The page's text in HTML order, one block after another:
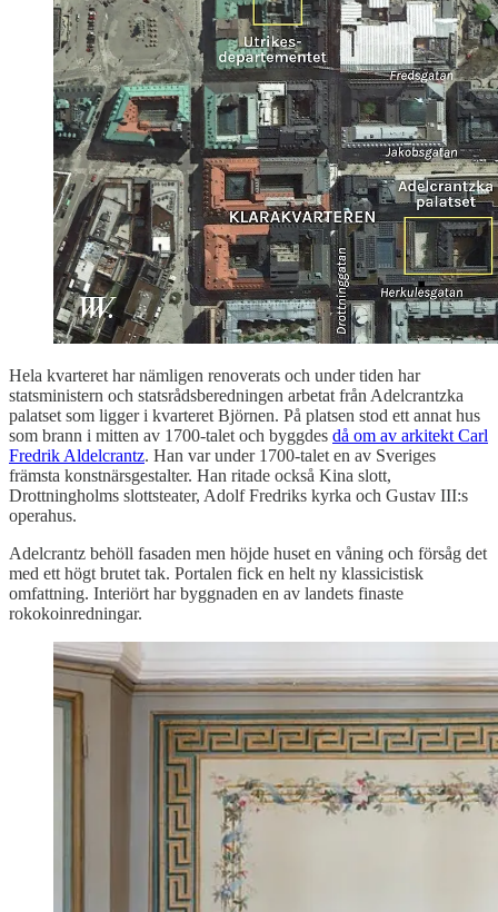
Hela kvarteret har nämligen renoverats och under tiden har
statsministern och statsrådsberedningen arbetat från Adelcrantzka
palatset som ligger i kvarteret Björnen. På platsen stod ett annat hus
som brann i mitten av 1700-talet och byggdes då om av arkitekt Carl
Fredrik Aldelcrantz. Han var under 1700-talet en av Sveriges
främsta konstnärsgestalter. Han ritade också Kina slott,
Drottningholms slottsteater, Adolf Fredriks kyrka och Gustav III:s
operahus.
Adelcrantz behöll fasaden men höjde huset en våning och försåg det
med ett högt brutet tak. Portalen fick en helt ny klassicistisk
omfattning. Interiört har byggnaden en av landets finaste
rokokoinredningar.